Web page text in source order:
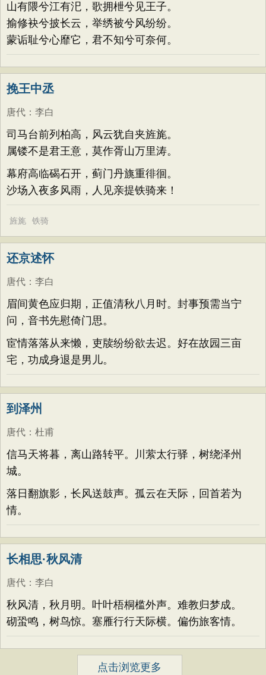
山有隈兮江有汜，歌拥枻兮见王子。
揄修袂兮披长云，举绣被兮风纷纷。
蒙诟耻兮心靡它，君不知兮可奈何。
挽王中丞
唐代 ： 李白
司马台前列柏高，风云犹自夹旌旄。
属镂不是君王意，莫作胥山万里涛。
幕府高临碣石开，蓟门丹旐重徘徊。
沙场入夜多风雨，人见亲提铁骑来！
旌旄 铁骑
还京述怀
唐代 ： 李白
眉间黄色应归期，正值清秋八月时。封事预需当宁
问，音书先慰倚门思。
宦情落落从来懒，吏牍纷纷欲去迟。好在故园三亩
宅，功成身退是男儿。
到泽州
唐代 ： 杜甫
信马天将暮，离山路转平。川萦太行驿，树绕泽州
城。
落日翻旗影，长风送鼓声。孤云在天际，回首若为
情。
长相思·秋风清
唐代 ： 李白
秋风清，秋月明。叶叶梧桐槛外声。难教归梦成。
砌蛩鸣，树鸟惊。塞雁行行天际横。偏伤旅客情。
点击浏览更多